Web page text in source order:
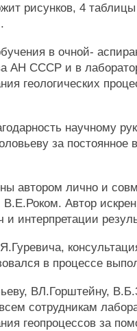
рисунков, 4
в очной-
АН СССР и в
геологических
научному
за постоянное
автором лично и
Автор
интерпретации
в процессе
ВЛ.Горштейну,
сотрудникам
геопроцессов за